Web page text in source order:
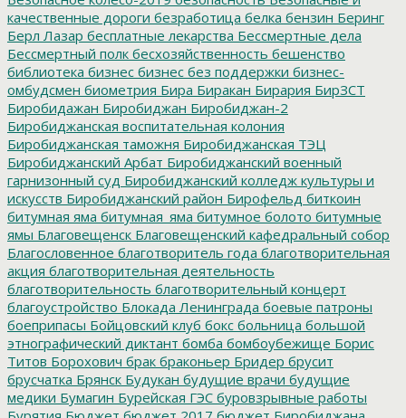
качественные дороги безработица белка бензин Беринг
Берл Лазар бесплатные лекарства Бессмертные дела
Бессмертный полк бесхозяйственность бешенство
библиотека бизнес бизнес без поддержки бизнес-
омбудсмен биометрия Бира Биракан Бирария БирЗСТ
Биробидажан Биробиджан Биробиджан-2
Биробиджанская воспитательная колония
Биробиджанская таможня Биробиджанская ТЭЦ
Биробиджанский Арбат Биробиджанский военный
гарнизонный суд Биробиджанский колледж культуры и
искусств Биробиджанский район Бирофельд биткоин
битумная яма битумная_яма битумное болото битумные
ямы Благовещенск Благовещенский кафедральный собор
Благословенное благотворитель года благотворительная
акция благотворительная деятельность
благотворительность благотворительный концерт
благоустройство Блокада Ленинграда боевые патроны
боеприпасы Бойцовский клуб бокс больница большой
этнографический диктант бомба бомбоубежище Борис
Титов Борохович брак браконьер Бридер брусит
брусчатка Брянск Будукан будущие врачи будущие
медики Бумагин Бурейская ГЭС буровзрывные работы